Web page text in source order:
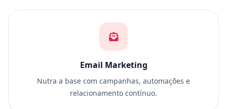
Email Marketing
Nutra a base com campanhas, automações e
relacionamento contínuo.